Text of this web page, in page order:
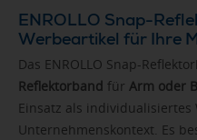
ENROLLO Snap-
Werbeartikel für Ihre
Das ENROLLO Snap-
Reflektorband für Arm oder
Einsatz als
Unternehmenskontext. Es